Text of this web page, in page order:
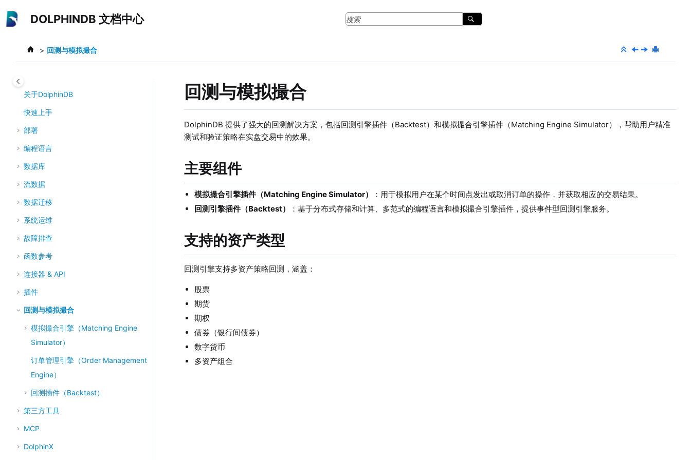
DOLPHINDB 文档中心
回测与模拟撮合
关于DolphinDB
快速上手
部署
编程语言
数据库
流数据
数据迁移
系统运维
故障排查
函数参考
连接器 & API
插件
回测与模拟撮合
模拟撮合引擎（Matching Engine
Simulator）
订单管理引擎（Order Management
Engine）
回测插件（Backtest）
第三方工具
MCP
DolphinX
回测与模拟撮合
DolphinDB 提供了强大的回测解决方案，包括回测引擎插件（Backtest）和模拟撮合引擎插件（Matching Engine Simulator），帮助用户精准
测试和验证策略在实盘交易中的效果。
主要组件
模拟撮合引擎插件（Matching Engine Simulator）
：用于模拟用户在某个时间点发出或取消订单的操作，并获取相应的交易结果。
回测引擎插件（Backtest）
：基于分布式存储和计算、多范式的编程语言和模拟撮合引擎插件，提供事件型回测引擎服务。
支持的资产类型
回测引擎支持多资产策略回测，涵盖：
股票
期货
期权
债券（银行间债券）
数字货币
多资产组合